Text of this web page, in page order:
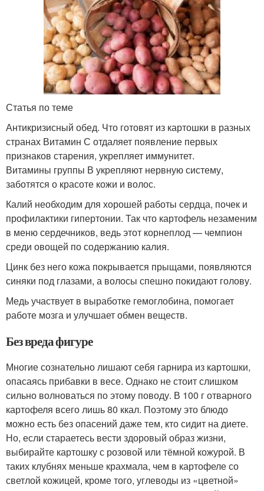
Статья по теме
Антикризисный обед. Что готовят из картошки в разных
странах Витамин С отдаляет появление первых
признаков старения, укрепляет иммунитет.
Витамины группы В укрепляют нервную систему,
заботятся о красоте кожи и волос.
Калий необходим для хорошей работы сердца, почек и
профилактики гипертонии. Так что картофель незаменим
в меню сердечников, ведь этот корнеплод — чемпион
среди овощей по содержанию калия.
Цинк без него кожа покрывается прыщами, появляются
синяки под глазами, а волосы спешно покидают голову.
Медь участвует в выработке гемоглобина, помогает
работе мозга и улучшает обмен веществ.
Без вреда фигуре
Многие сознательно лишают себя гарнира из картошки,
опасаясь прибавки в весе. Однако не стоит слишком
сильно волноваться по этому поводу. В 100 г отварного
картофеля всего лишь 80 ккал. Поэтому это блюдо
можно есть без опасений даже тем, кто сидит на диете.
Но, если стараетесь вести здоровый образ жизни,
выбирайте картошку с розовой или тёмной кожурой. В
таких клубнях меньше крахмала, чем в картофеле со
светлой кожицей, кроме того, углеводы из «цветной»